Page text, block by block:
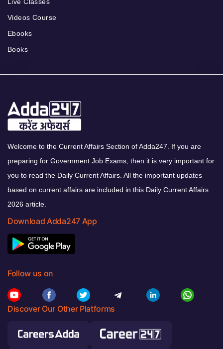
Videos Course
Ebooks
Books
Welcome to the Current Affairs Section of Adda247. If you are
preparing for Government Job Exams, then it is very important for
you to read the Daily Current Affairs. All the important updates
based on current affairs are included in this Daily Current Affairs
2026 article.
Download Adda247 App
Follow us on
Discover Our Other Platforms